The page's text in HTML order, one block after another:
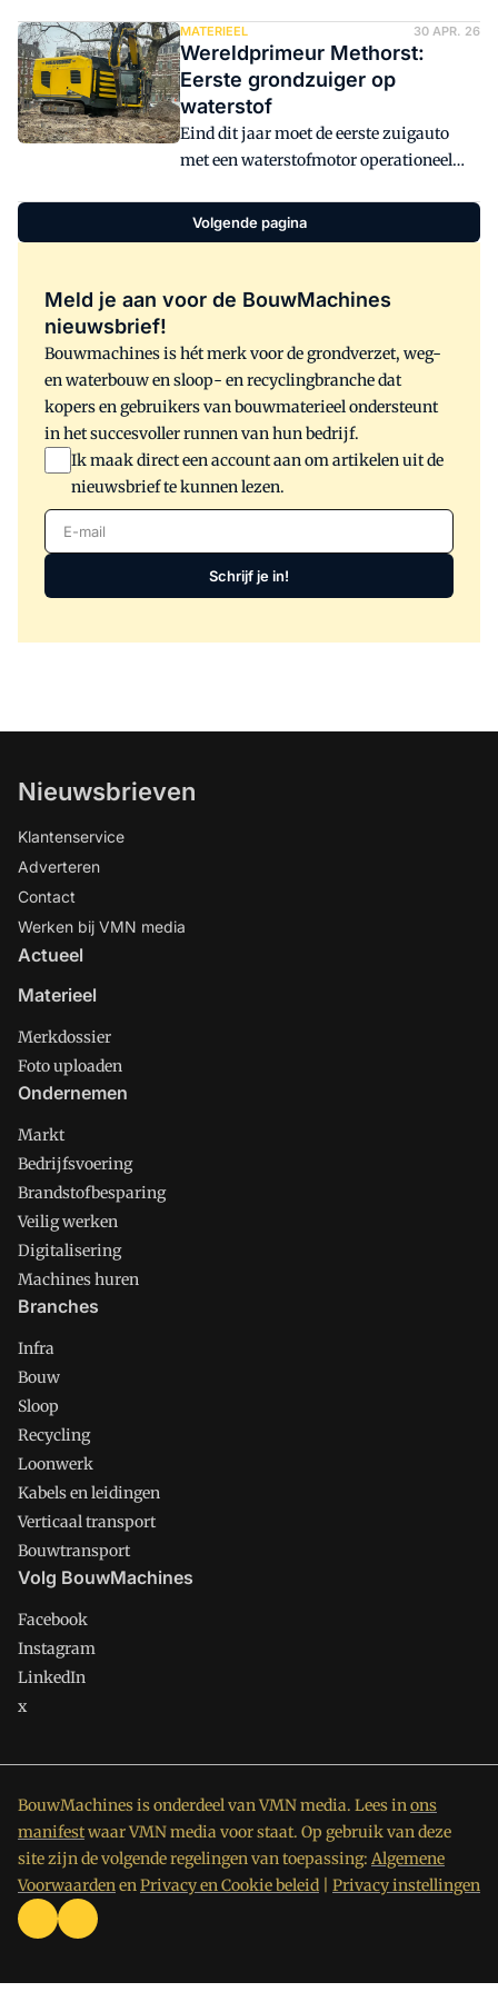
om weer aan december te denken. We
zijn weer begonnen met de
voorbereidingen voor de elfde
Bouwmachines Kennisdag. En dan gaat
het altijd eerst over de inhoud: waar
gaan we het over hebben?
MATERIEEL 30 APR. 26
Wereldprimeur Methorst:
Eerste grondzuiger op
waterstof
Eind dit jaar moet de eerste zuigauto
met een waterstofmotor operationeel
investeert Methorst zuig- en
blaastechniek opnieuw miljoenen in
machinepark. "We hebben de
groei vanzelf" legt eigenaar Wilbert
Methorst uit. Hij startte in 2008 als
zzp'er, kocht later een eerste
grondzuigauto en beschikt inmiddels
over een vloot van 25 zuigauto's.
Volgende pagina
Meld je aan voor de BouwMachines
nieuwsbrief!
Bouwmachines is hét merk voor de grondverzet, weg-
en waterbouw en sloop- en recyclingbranche dat
kopers en gebruikers van bouwmaterieel ondersteunt
in het succesvoller runnen van hun bedrijf.
Ik maak direct een account aan om artikelen uit de
nieuwsbrief te kunnen lezen.
E-mail
Schrijf je in!
Nieuwsbrieven
Klantenservice
Adverteren
Contact
Werken bij VMN media
Actueel
Materieel
Merkdossier
Foto uploaden
Ondernemen
Markt
Bedrijfsvoering
Brandstofbesparing
Veilig werken
Digitalisering
Machines huren
Branches
Infra
Bouw
Sloop
Recycling
Loonwerk
Kabels en leidingen
Verticaal transport
Bouwtransport
Volg BouwMachines
Facebook
Instagram
LinkedIn
x
BouwMachines is onderdeel van VMN media. Lees inons
manifestwaar VMN media voor staat. Op gebruik van deze
site zijn de volgende regelingen van toepassing: Algemene
VoorwaardenenPrivacy en Cookie beleid Privacy instellingen